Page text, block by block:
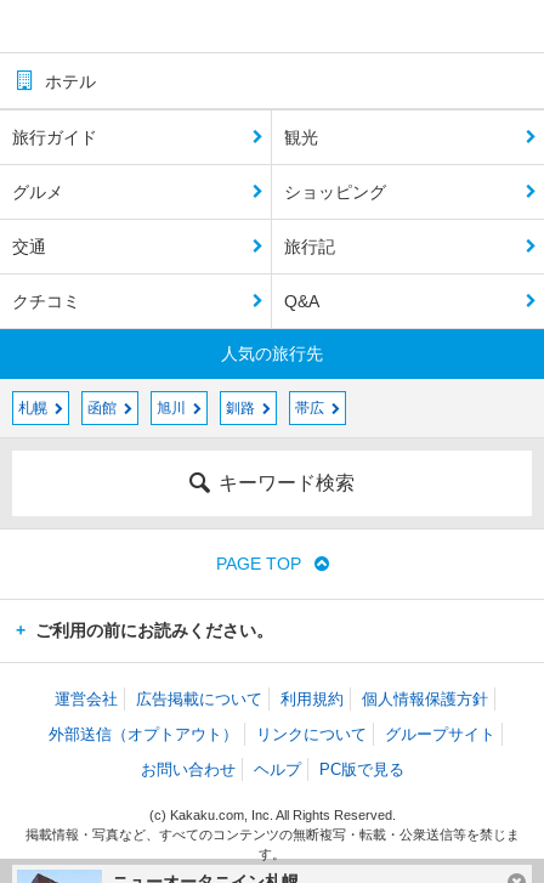
ホテル
旅行ガイド 観光
グルメ ショッピング
交通 旅行記
クチコミ Q&A
人気の旅行先
札幌 函館 旭川 釧路 帯広
キーワード検索
PAGE TOP
ご利用の前にお読みください。
運営会社 広告掲載について 利用規約
個人情報保護方針
外部送信（オプトアウト）
リンクについて
グループサイト
お問い合わせ
ヘルプ PC版で見る
(c) Kakaku.com, Inc. All Rights Reserved.
掲載情報・写真など、すべてのコンテンツの無断複写・転載・公衆送信等を禁じま
す。